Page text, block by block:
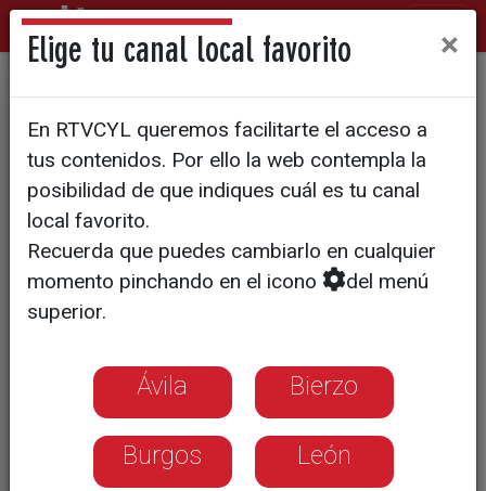
Las historias de vida de
venezolanos que viven en
Castilla y León
En enero de 2018, la población
venezolana alcanzaba su máximo
viven en nuestro país.
Elige tu canal local favorito ×
En RTVCYL queremos facilitarte el acceso a
tus contenidos. Por ello la web contempla la
posibilidad de que indiques cuál es tu canal
local favorito.
Recuerda que puedes cambiarlo en cualquier
momento pinchando en el icono
del menú
superior.
Ávila Bierzo
Burgos León